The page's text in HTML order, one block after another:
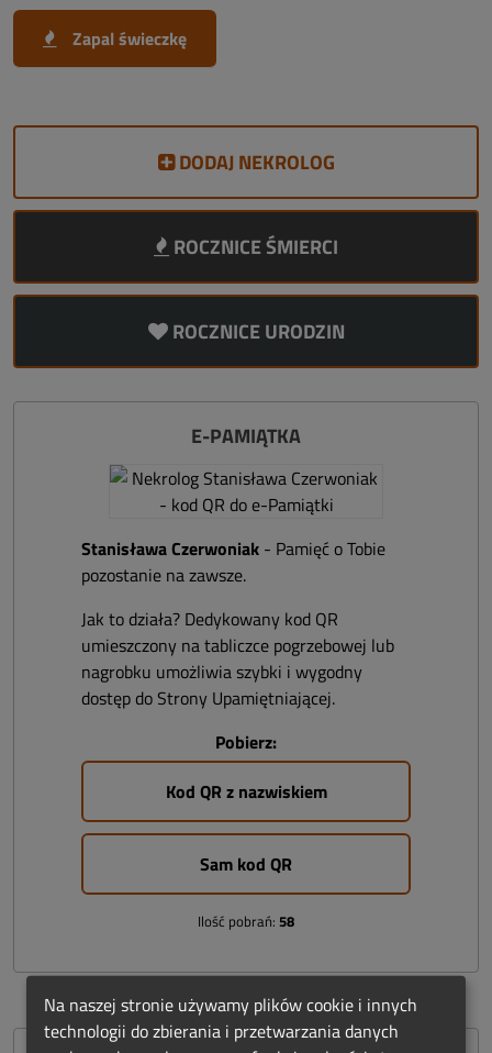
Zapal świeczkę
DODAJ NEKROLOG
ROCZNICE ŚMIERCI
ROCZNICE URODZIN
E-PAMIĄTKA
Stanisława Czerwoniak - Pamięć o Tobie
pozostanie na zawsze.
Jak to działa? Dedykowany kod QR
umieszczony na tabliczce pogrzebowej lub
nagrobku umożliwia szybki i wygodny
dostęp do Strony Upamiętniającej.
Pobierz:
Kod QR z nazwiskiem
Sam kod QR
Ilość pobrań: 58
Na naszej stronie używamy plików cookie i innych
technologii do zbierania i przetwarzania danych